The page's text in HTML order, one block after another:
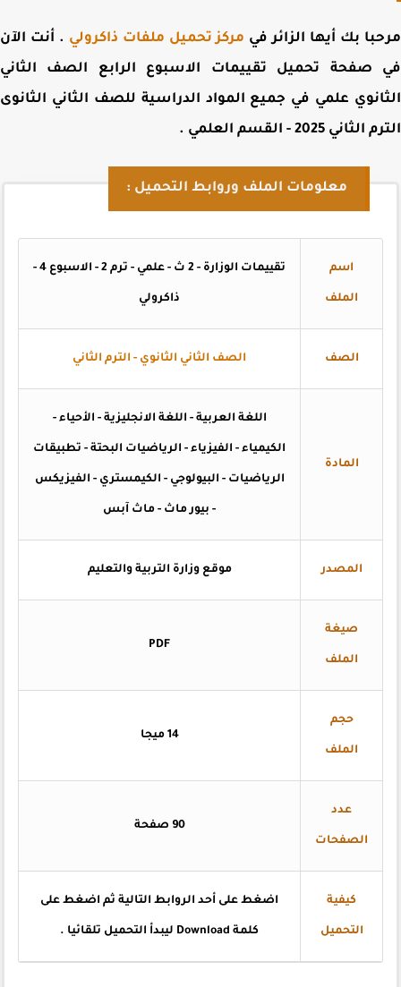
بك أيها الزائر فيمركز تحميل ملفات ذاكرولي. أنت الآن
صفحةتحميل تقييمات الاسبوع الرابع الصف الثاني
علمي في جميع المواد الدراسية للصف الثاني الثانوى
2025 - القسم العلمي
.
معلومات الملف وروابط التحميل :
اسم
الملف
تقييمات الوزارة - 2 ث - علمي - ترم 2 - الاسبوع 4 -
ذاكرولي
الصف الصف الثاني الثانوي - الترم الثاني
المادة
اللغة العربية - اللغة الانجليزية - الأحياء -
الكيمياء - الفيزياء - الرياضيات البحتة - تطبيقات
الرياضيات - البيولوجي - الكيمستري - الفيزيكس
- بيور ماث - ماث آبس
المصدر موقع وزارة التربية والتعليم
صيغة
الملف
PDF
حجم
الملف
عدد
الصفحات
كيفية
التحميل
اضغطعلى أحد الروابط التالية ثم اضغط على
كلمة Download ليبدأ التحميل تلقائيا .